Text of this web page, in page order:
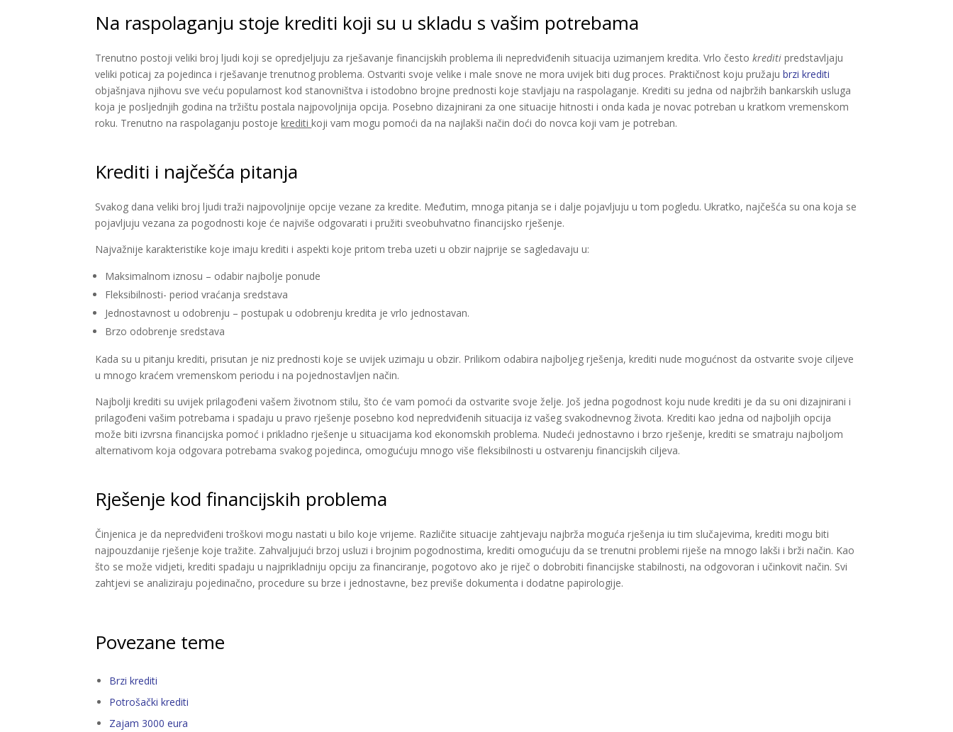
Na raspolaganju stoje krediti koji su u skladu s vašim potrebama
Trenutno postoji veliki broj ljudi koji se opredjeljuju za rješavanje financijskih problema ili nepredviđenih situacija uzimanjem kredita. Vrlo čestokrediti predstavljaju
veliki poticaj za pojedinca i rješavanje trenutnog problema. Ostvariti svoje velike i male snove ne mora uvijek biti dug proces. Praktičnost koju pružajubrzi krediti
objašnjava njihovu sve veću popularnost kod stanovništva i istodobno brojne prednosti koje stavljaju na raspolaganje. Krediti su jedna od najbržih bankarskih usluga
koja je posljednjih godina na tržištu postala najpovoljnija opcija. Posebno dizajnirani za one situacije hitnosti i onda kada je novac potreban u kratkom vremenskom
roku. Trenutno na raspolaganju postojekreditikoji vam mogu pomoći da na najlakši način doći do novca koji vam je potreban.
Krediti i najčešća pitanja
Svakog dana veliki broj ljudi traži najpovoljnije opcije vezane za kredite. Međutim, mnoga pitanja se i dalje pojavljuju u tom pogledu. Ukratko, najčešća su ona koja se
pojavljuju vezana za pogodnosti koje će najviše odgovarati i pružiti sveobuhvatno financijsko rješenje.
Najvažnije karakteristike koje imaju krediti i aspekti koje pritom treba uzeti u obzir najprije se sagledavaju u:
Maksimalnom iznosu – odabir najbolje ponude
Fleksibilnosti- period vraćanja sredstava
Jednostavnost u odobrenju – postupak u odobrenju kredita je vrlo jednostavan.
Brzo odobrenje sredstava
Kada su u pitanju krediti, prisutan je niz prednosti koje se uvijek uzimaju u obzir. Prilikom odabira najboljeg rješenja, krediti nude mogućnost da ostvarite svoje ciljeve
u mnogo kraćem vremenskom periodu i na pojednostavljen način.
Najbolji krediti su uvijek prilagođeni vašem životnom stilu, što će vam pomoći da ostvarite svoje želje. Još jedna pogodnost koju nude krediti je da su oni dizajnirani i
prilagođeni vašim potrebama i spadaju u pravo rješenje posebno kod nepredviđenih situacija iz vašeg svakodnevnog života. Krediti kao jedna od najboljih opcija
može biti izvrsna financijska pomoć i prikladno rješenje u situacijama kod ekonomskih problema. Nudeći jednostavno i brzo rješenje, krediti se smatraju najboljom
alternativom koja odgovara potrebama svakog pojedinca, omogućuju mnogo više fleksibilnosti u ostvarenju financijskih ciljeva.
Rješenje kod financijskih problema
Činjenica je da nepredviđeni troškovi mogu nastati u bilo koje vrijeme. Različite situacije zahtjevaju najbrža moguća rješenja iu tim slučajevima, krediti mogu biti
najpouzdanije rješenje koje tražite. Zahvaljujući brzoj usluzi i brojnim pogodnostima, krediti omogućuju da se trenutni problemi riješe na mnogo lakši i brži način. Kao
što se može vidjeti, krediti spadaju u najprikladniju opciju za financiranje, pogotovo ako je riječ o dobrobiti financijske stabilnosti, na odgovoran i učinkovit način. Svi
zahtjevi se analiziraju pojedinačno, procedure su brze i jednostavne, bez previše dokumenta i dodatne papirologije.
Povezane teme
Brzi krediti
Potrošački krediti
Zajam 3000 eura